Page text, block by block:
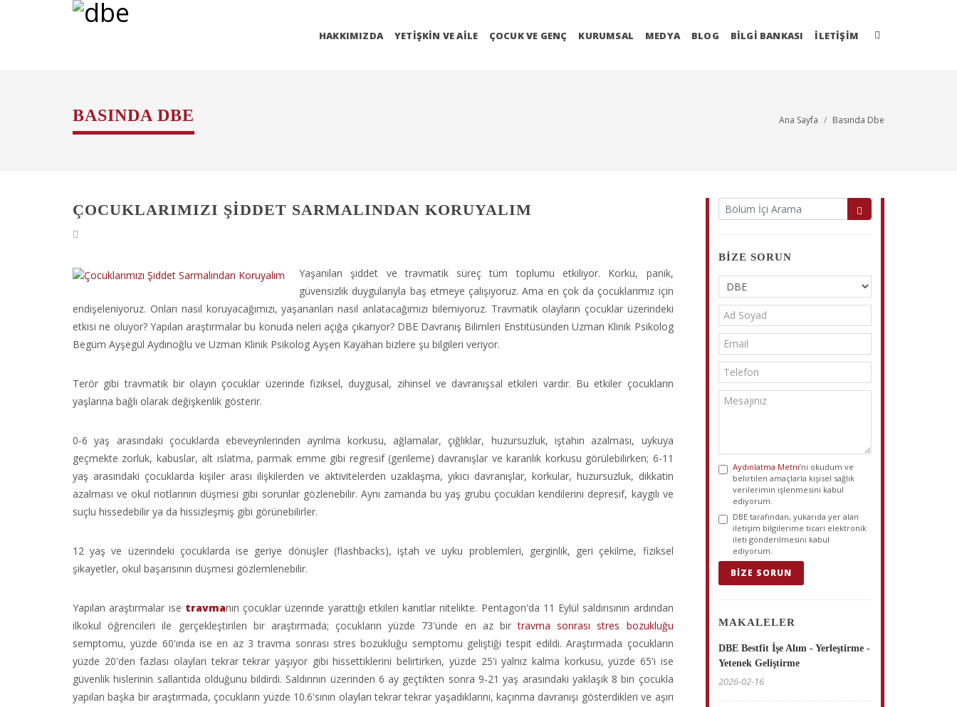
HAKKIMIZDA YETIŞKIN VE AILE ÇOCUK VE GENÇ KURUMSAL MEDYA BLOG BİLGİ BANKASI İLETIŞIM
BASINDA DBE Ana Sayfa Basında Dbe
ÇOCUKLARIMIZI ŞIDDET SARMALINDAN KORUYALIM
Yaşanılan şiddet ve travmatik süreç tüm toplumu etkiliyor. Korku, panik,
güvensizlik duygularıyla baş etmeye çalışıyoruz. Ama en çok da çocuklarımız için
endişeleniyoruz. Onları nasıl koruyacağımızı, yaşananları nasıl anlatacağımızı bilemiyoruz. Travmatik olayların çocuklar üzerindeki
etkisi ne oluyor? Yapılan araştırmalar bu konuda neleri açığa çıkarıyor? DBE Davranış Bilimleri Enstitüsünden Uzman Klinik Psikolog
Begüm Ayşegül Aydınoğlu ve Uzman Klinik Psikolog Ayşen Kayahan bizlere şu bilgileri veriyor.
Terör gibi travmatik bir olayın çocuklar üzerinde fiziksel, duygusal, zihinsel ve davranışsal etkileri vardır. Bu etkiler çocukların
yaşlarına bağlı olarak değişkenlik gösterir.
0-6 yaş arasındaki çocuklarda ebeveynlerinden ayrılma korkusu, ağlamalar, çığlıklar, huzursuzluk, iştahın azalması, uykuya
geçmekte zorluk, kabuslar, alt ıslatma, parmak emme gibi regresif (gerileme) davranışlar ve karanlık korkusu görülebilirken; 6-11
yaş arasındaki çocuklarda kişiler arası ilişkilerden ve aktivitelerden uzaklaşma, yıkıcı davranışlar, korkular, huzursuzluk, dikkatin
azalması ve okul notlarının düşmesi gibi sorunlar gözlenebilir. Aynı zamanda bu yaş grubu çocukları kendilerini depresif, kaygılı ve
suçlu hissedebilir ya da hissizleşmiş gibi görünebilirler.
12 yaş ve üzerindeki çocuklarda ise geriye dönüşler (flashbacks), iştah ve uyku problemleri, gerginlik, geri çekilme, fiziksel
şikayetler, okul başarısının düşmesi gözlemlenebilir.
Yapılan araştırmalar ise travmanın çocuklar üzerinde yarattığı etkileri kanıtlar nitelikte. Pentagon'da 11 Eylül saldırısının ardından
ilkokul öğrencileri ile gerçekleştirilen bir araştırmada; çocukların yüzde 73'ünde en az birtravma sonrası stres bozukluğu
semptomu, yüzde 60'ında ise en az 3 travma sonrası stres bozukluğu semptomu geliştiği tespit edildi. Araştırmada çocukların
yüzde 20'den fazlası olayları tekrar tekrar yaşıyor gibi hissettiklerini belirtirken, yüzde 25'i yalnız kalma korkusu, yüzde 65'i ise
güvenlik hislerinin sallantıda olduğunu bildirdi. Saldırının üzerinden 6 ay geçtikten sonra 9-21 yaş arasındaki yaklaşık 8 bin çocukla
yapılan başka bir araştırmada, çocukların yüzde 10.6'sının olayları tekrar tekrar yaşadıklarını, kaçınma davranışı gösterdikleri ve aşırı
BIZE SORUN
Aydınlatma Metni’ni okudum ve
belirtilen amaçlarla kişisel sağlık
verilerimin işlenmesini kabul
ediyorum.
DBE tarafından, yukarıda yer alan
iletişim bilgilerime ticari elektronik
ileti gönderilmesini kabul
ediyorum.
BIZE SORUN
MAKALELER
DBE Bestfit İşe Alım - Yerleştirme -
Yetenek Geliştirme
2026-02-16